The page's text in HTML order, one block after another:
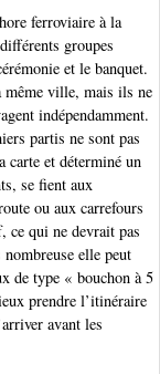
ferroviaire à la
groupes
et le banquet.
même ville, mais ils ne
indépendamment.
partis ne sont pas
carte et déterminé un
se fient aux
ou aux carrefours
ce qui ne devrait pas
elle peut
de type « bouchon à 5
prendre l’itinéraire
avant les